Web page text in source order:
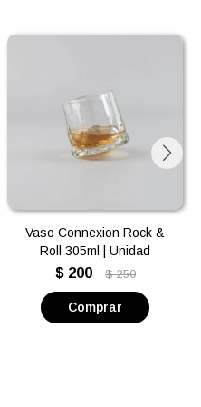
Vaso Connexion Rock &
Roll 305ml | Unidad
$ 200 $ 250